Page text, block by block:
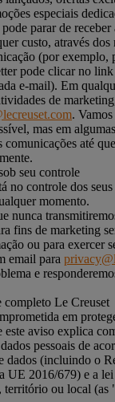
especiais
parar de
custo, através dos
(por exemplo,
pode clicar no
e-mail). Em
de
.
mas em
comunicações até
seu controle
no controle dos
momento.
nunca
fins de marketing
ou para exercer
email para
e
completo Le Creuset
em
este aviso explica
pessoais de
dados (incluindo o
UE 2016/679) e a
território ou local (as